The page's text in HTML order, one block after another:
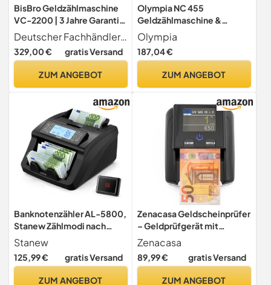
BisBro Geldzählmaschine
VC-2200 | 3 Jahre Garantie
| Versand & Support aus
Deutschland | Für
gemischte Euro-Scheine |
MG | 1.000 Scheine/min
Deutscher Fachhändler Sofort einsatzbereit Versand aus DE-Lager, 3 Jahre Hersteller garantie & deutschsprachiger Support kein Zoll-Stress, keine langen Wege.
329,00 € gratis Versand
ZUM ANGEBOT
Olympia NC 455
Geldzählmaschine &
Geldscheinprüfer |
Geldzähler für alle Scheine |
UV & MG Prüfung |
Noten | LCD Display | 1000
Falschgeld Prüfer
Olympia
187,04 €
ZUM ANGEBOT
Banknotenzähler AL-5800,
Stanew Zählmodi nach
Bündel und Schnitten,
professioneller
Geldscheinzähler
Stanew
125,99 € gratis Versand
ZUM ANGEBOT
Zenacasa Geldscheinprüfer
– Geldprüfgerät mit
UV/MG/IR – Für Euro, Dollar,
Pfund – Tragbar mit Akku
Zenacasa
89,99 € gratis Versand
ZUM ANGEBOT